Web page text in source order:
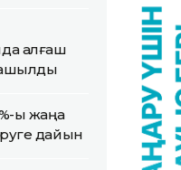
алғаш
ашылды
ы жаңа
дайын